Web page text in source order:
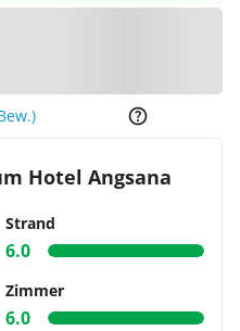
Hotel Angsana
Strand
6.0
Zimmer
6.0